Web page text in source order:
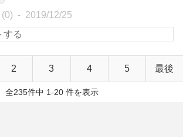
2019/12/25
2 3 4 5 最後
全235件中 1-20 件を表示